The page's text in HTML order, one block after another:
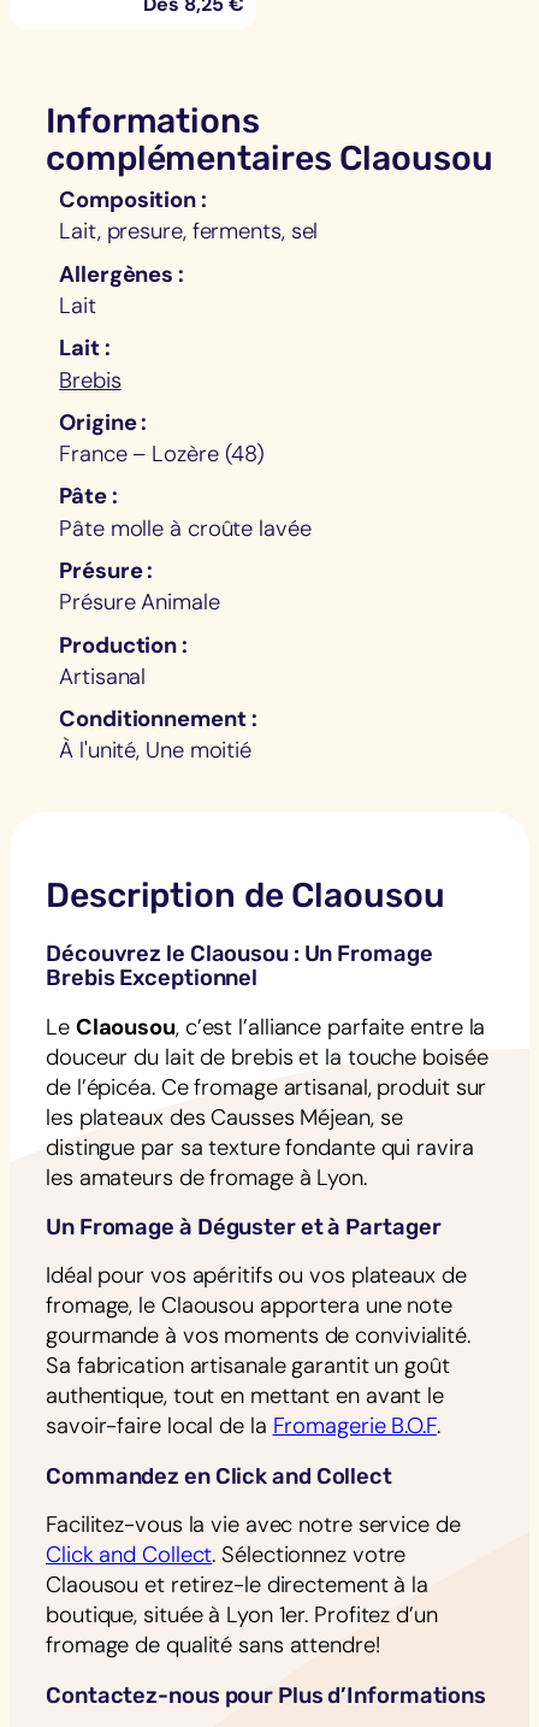
Informations
complémentaires Claousou
Composition
Lait, presure, ferments, sel
Allergènes
Lait
Lait
Brebis
Origine
France – Lozère (48)
Pâte
Pâte molle à croûte lavée
Présure
Présure Animale
Production
Artisanal
Conditionnement
À l'unité, Une moitié
Description de Claousou
Découvrez le Claousou : Un Fromage
Brebis Exceptionnel
Le Claousou, c’est l’alliance parfaite entre la
douceur du lait de brebis et la touche boisée
de l’épicéa. Ce fromage artisanal, produit sur
les plateaux des Causses Méjean, se
distingue par sa texture fondante qui ravira
les amateurs de fromage à Lyon.
Un Fromage à Déguster et à Partager
Idéal pour vos apéritifs ou vos plateaux de
fromage, le Claousou apportera une note
gourmande à vos moments de convivialité.
Sa fabrication artisanale garantit un goût
authentique, tout en mettant en avant le
savoir-faire local de la Fromagerie B.O.F.
Commandez en Click and Collect
Facilitez-vous la vie avec notre service de
Click and Collect. Sélectionnez votre
Claousou et retirez-le directement à la
boutique, située à Lyon 1er. Profitez d’un
fromage de qualité sans attendre!
Contactez-nous pour Plus d’Informations